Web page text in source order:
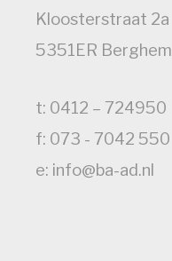
Kloosterstraat 2a
5351ER Berghem
t: 0412 – 724950
f: 073 - 7042 550
e: info@ba-ad.nl